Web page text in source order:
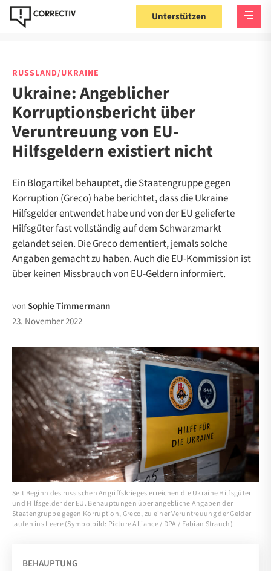
Unterstützen
RUSSLAND/UKRAINE
Ukraine: Angeblicher
Korruptionsbericht über
Veruntreuung von EU-
Hilfsgeldern existiert nicht
Ein Blogartikel behauptet, die Staatengruppe gegen
Korruption (Greco) habe berichtet, dass die Ukraine
Hilfsgelder entwendet habe und von der EU gelieferte
Hilfsgüter fast vollständig auf dem Schwarzmarkt
gelandet seien. Die Greco dementiert, jemals solche
Angaben gemacht zu haben. Auch die EU-Kommission ist
über keinen Missbrauch von EU-Geldern informiert.
vonSophie Timmermann
23. November 2022
Seit Beginn des russischen Angriffskrieges erreichen die Ukraine Hilfsgüter
und Hilfsgelder der EU. Behauptungen über angebliche Angaben der
Staatengruppe gegen Korruption, Greco, zu einer Veruntreuung der Gelder
laufen ins Leere (Symbolbild: Picture Alliance / DPA / Fabian Strauch)
BEHAUPTUNG